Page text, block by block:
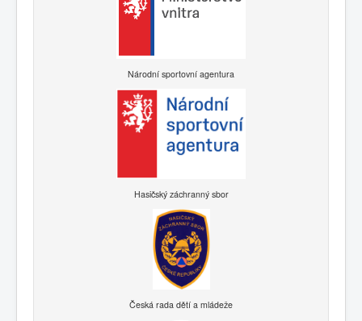
Národní sportovní agentura
Hasičský záchranný sbor
Česká rada dětí a mládeže